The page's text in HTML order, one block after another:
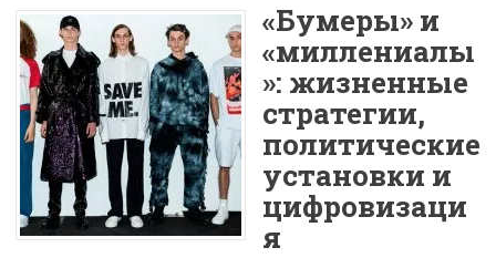
«Бумеры» и
«миллениалы
»: жизненные
стратегии,
политические
установки и
цифровизаци
я